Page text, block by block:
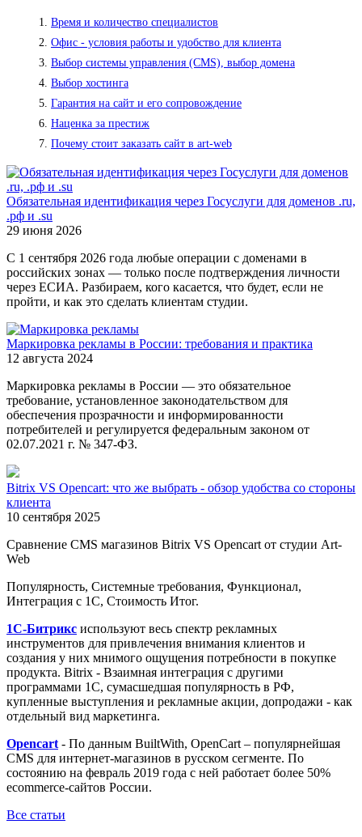
Время и количество специалистов
Офис - условия работы и удобство для клиента
Выбор системы управления (CMS), выбор домена
Выбор хостинга
Гарантия на сайт и его сопровождение
Наценка за престиж
Почему стоит заказать сайт в art-web
Обязательная идентификация через Госуслуги для доменов .ru,
.рф и .su
29 июня 2026
С 1 сентября 2026 года любые операции с доменами в
российских зонах — только после подтверждения личности
через ЕСИА. Разбираем, кого касается, что будет, если не
пройти, и как это сделать клиентам студии.
Маркировка рекламы в России: требования и практика
12 августа 2024
Маркировка рекламы в России — это обязательное
требование, установленное законодательством для
обеспечения прозрачности и информированности
потребителей и регулируется федеральным законом от
02.07.2021 г. № 347-ФЗ.
Bitrix VS Opencart: что же выбрать - обзор удобства со стороны
клиента
10 сентября 2025
Сравнение CMS магазинов Bitrix VS Opencart от студии Art-
Web
Популярность, Системные требования, Функционал,
Интеграция с 1С, Стоимость Итог.
1С-Битрикс используют весь спектр рекламных
инструментов для привлечения внимания клиентов и
создания у них мнимого ощущения потребности в покупке
продукта. Bitrix - Взаимная интеграция с другими
программами 1С, сумасшедшая популярность в РФ,
купленные выступления и рекламные акции, допродажи - как
отдельный вид маркетинга.
Opencart - По данным BuiltWith, OpenCart – популярнейшая
CMS для интернет-магазинов в русском сегменте. По
состоянию на февраль 2019 года с ней работает более 50%
ecommerce-сайтов России.
Все статьи